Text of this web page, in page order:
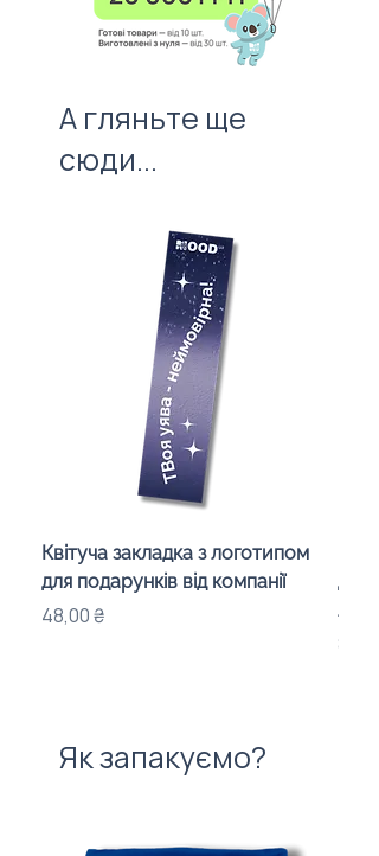
А гляньте ще
сюди...
Квітуча закладка з логотипом
для подарунків від компанії
Ціна
48,00 ₴
для
Ціна
Як запакуємо?